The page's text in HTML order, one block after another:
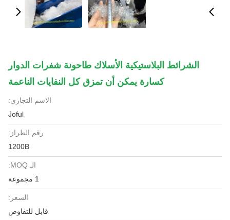
الشرائط البلاستيكية الأسلاك طاحونة شفرات الدوار
كسارة يمكن أن تمزق كل النفايات الناعمة
الاسم التجاري:
Joful
رقم الطراز:
1200B
الـ MOQ:
1 مجموعة
السعر:
قابل للتفاوض